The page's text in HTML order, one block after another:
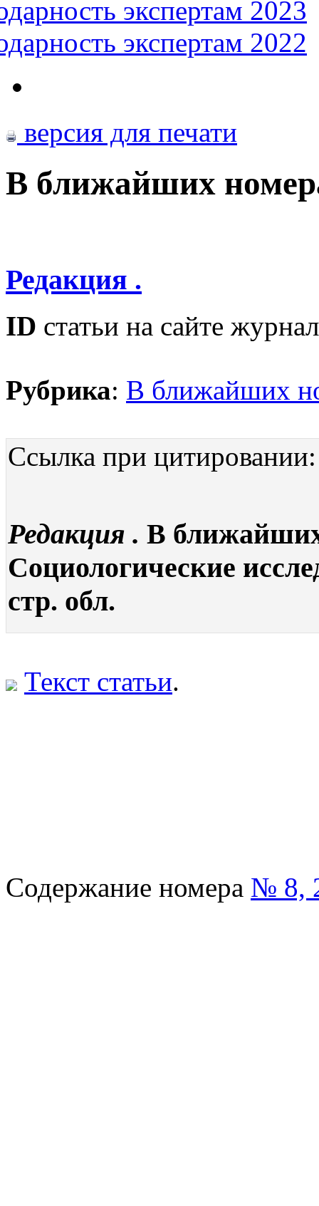
экспертам 2023
экспертам 2022
версия для печати
В ближайших
Редакция .
ID статьи на сайте
Рубрика: В ближайших
Ссылка при цитировании:
Редакция . В
Социологические
стр. обл.
Текст статьи.
Содержание номера № 8,